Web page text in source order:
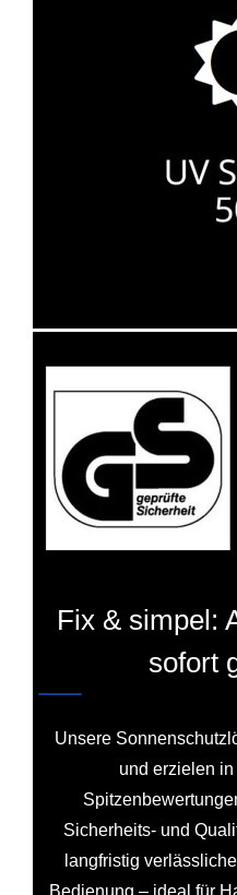
Fix & simpel:
sofort
Unsere
und erzielen
Sicherheits- und
langfristig
Bedienung – ideal für